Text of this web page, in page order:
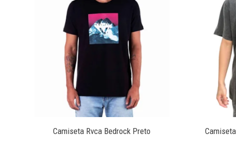
Camiseta Rvca Bedrock Preto